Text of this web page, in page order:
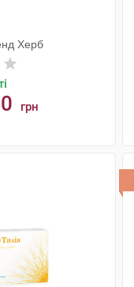
Херб
грн